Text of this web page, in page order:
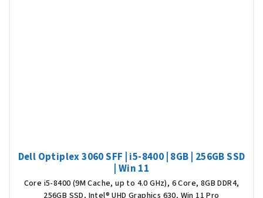
Dell Optiplex 3060 SFF | i5-8400 | 8GB | 256GB SSD
| Win 11
Core i5-8400 (9M Cache, up to 4.0 GHz), 6 Core, 8GB DDR4,
256GB SSD, Intel® UHD Graphics 630, Win 11 Pro